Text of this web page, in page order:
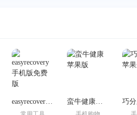
easyrecovery手机版免费版 蛮牛健康苹果版